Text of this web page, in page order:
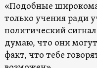
«Подобные
только учения ради
политический
думаю, что они
факт, что тебе